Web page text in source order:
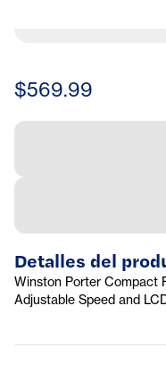
$569.99
Detalles del
Winston Porter Compact
Adjustable Speed and